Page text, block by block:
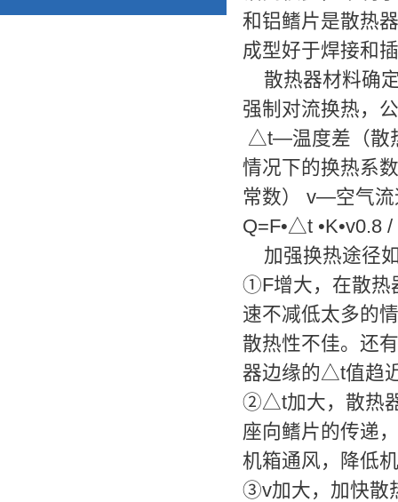
和铝鳍片是散热
成型好于焊接
散热器材料确
强制对流换热，
△t—温度差（散
情况下的换热系
常数） v—空气
Q=F•△t
加强换热途径
①F增大，在散热
速不减低太多的
散热性不佳。还
器边缘的△t值趋
②△t加大，散热器
座向鳍片的传递
机箱通风，降低
③v加大，加快散